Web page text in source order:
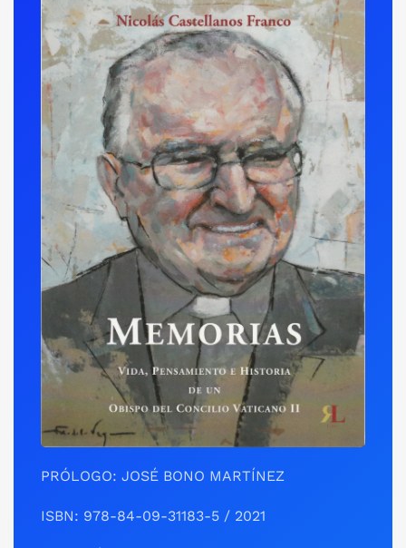
PRÓLOGO: JOSÉ BONO MARTÍNEZ
ISBN: 978-84-09-31183-5 / 2021